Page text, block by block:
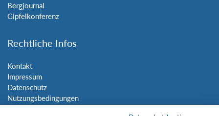
Bergjournal
Gipfelkonferenz
Rechtliche Infos
Kontakt
Impressum
Datenschutz
Nutzungsbedingungen